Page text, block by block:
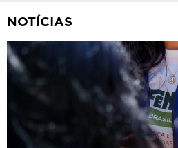
NOTÍCIAS